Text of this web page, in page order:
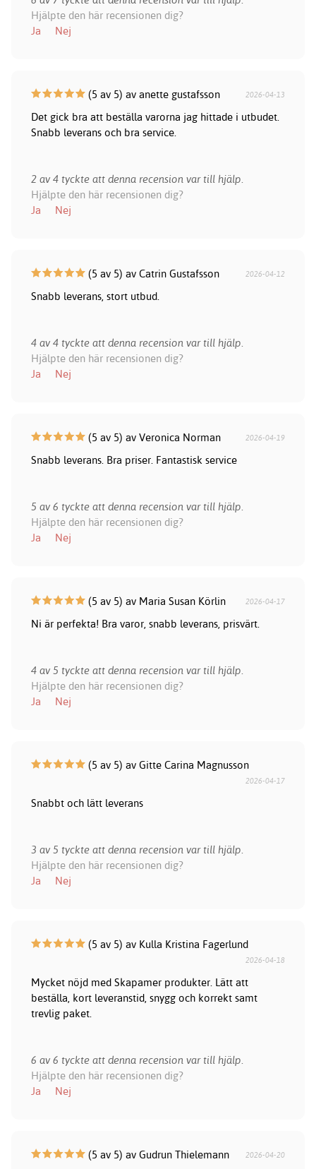
Hjälpte den här recensionen dig?
Ja
Nej
(5 av 5) av anette gustafsson 2026-04-13
Det gick bra att beställa varorna jag hittade i utbudet.
Snabb leverans och bra service.
2 av 4 tyckte att denna recension var till hjälp.
Hjälpte den här recensionen dig?
Ja
Nej
(5 av 5) av Catrin Gustafsson 2026-04-12
Snabb leverans, stort utbud.
4 av 4 tyckte att denna recension var till hjälp.
Hjälpte den här recensionen dig?
Ja
Nej
(5 av 5) av Veronica Norman 2026-04-19
Snabb leverans. Bra priser. Fantastisk service
5 av 6 tyckte att denna recension var till hjälp.
Hjälpte den här recensionen dig?
Ja
Nej
(5 av 5) av Maria Susan Körlin 2026-04-17
Ni är perfekta! Bra varor, snabb leverans, prisvärt.
4 av 5 tyckte att denna recension var till hjälp.
Hjälpte den här recensionen dig?
Ja
Nej
(5 av 5) av Gitte Carina Magnusson
2026-04-17
Snabbt och lätt leverans
3 av 5 tyckte att denna recension var till hjälp.
Hjälpte den här recensionen dig?
Ja
Nej
(5 av 5) av Kulla Kristina Fagerlund
2026-04-18
Mycket nöjd med Skapamer produkter. Lätt att
beställa, kort leveranstid, snygg och korrekt samt
trevlig paket.
6 av 6 tyckte att denna recension var till hjälp.
Hjälpte den här recensionen dig?
Ja
Nej
(5 av 5) av Gudrun Thielemann 2026-04-20